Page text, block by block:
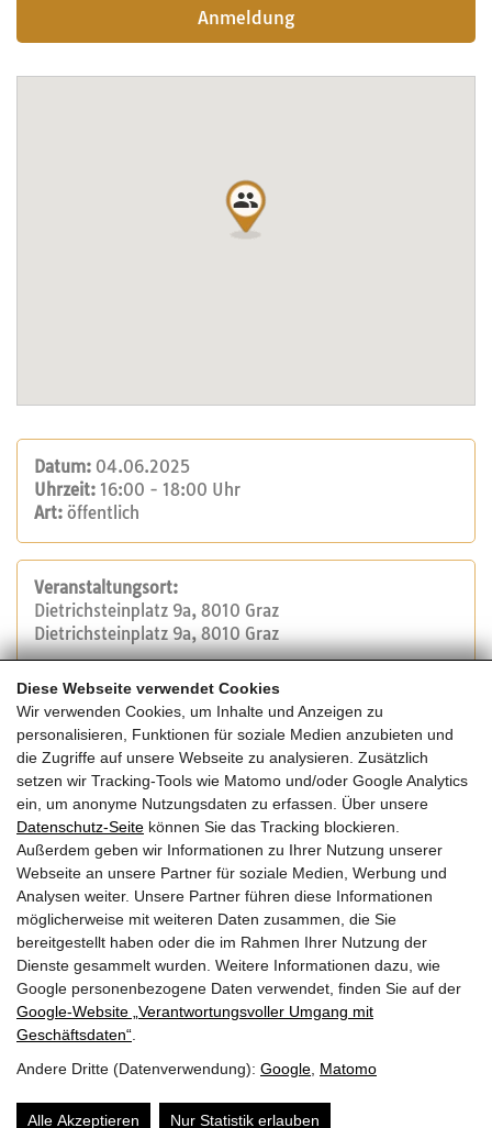
Diese Webseite verwendet Cookies
Wir verwenden Cookies, um Inhalte und Anzeigen zu
personalisieren, Funktionen für soziale Medien anzubieten und
die Zugriffe auf unsere Webseite zu analysieren. Zusätzlich
setzen wir Tracking-Tools wie Matomo und/oder Google Analytics
ein, um anonyme Nutzungsdaten zu erfassen. Über unsere
Datenschutz-Seite können Sie das Tracking blockieren.
Außerdem geben wir Informationen zu Ihrer Nutzung unserer
Webseite an unsere Partner für soziale Medien, Werbung und
Analysen weiter. Unsere Partner führen diese Informationen
möglicherweise mit weiteren Daten zusammen, die Sie
bereitgestellt haben oder die im Rahmen Ihrer Nutzung der
Dienste gesammelt wurden. Weitere Informationen dazu, wie
Google personenbezogene Daten verwendet, finden Sie auf der
Google‑Website „Verantwortungsvoller Umgang mit
Geschäftsdaten“
Andere Dritte (Datenverwendung): Google Matomo
Alle Akzeptieren Nur Statistik erlauben
Anmeldung
Datum: 04.06.2025
Uhrzeit: 16:00 - 18:00 Uhr
Art: öffentlich
Veranstaltungsort:
Dietrichsteinplatz 9a, 8010 Graz
Dietrichsteinplatz 9a, 8010 Graz
Veranstalter:
proHolz Steiermark
Tel.: +433165878500
E-Mail:office@proholz-stmk.at
Website
Kosten:
Die Veranstaltung ist kostenfrei.
Zurück zur Übersicht
© 2026 | Dein Date mit Holz.powered byKOPPELHUBER² und
Partner ZT OG
|